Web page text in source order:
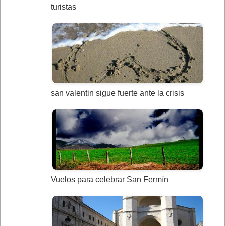
turistas
san valentin sigue fuerte ante la crisis
Vuelos para celebrar San Fermín